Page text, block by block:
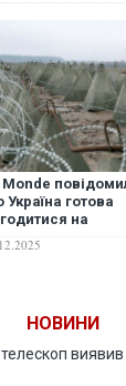
Monde
Україна готова
на
на Донбасі: в
НОВИНИ
виявив